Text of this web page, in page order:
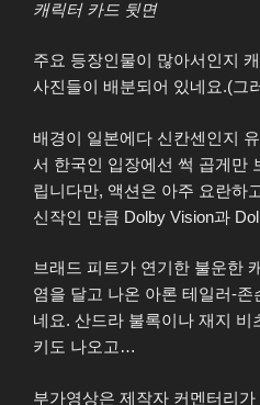
캐릭터 카드 뒷면
주요 등장인물이 많아서인지
사진들이 배분되어 있네요.(그
배경이 일본에다 신칸센인지
서 한국인 입장에선 썩 곱게만
립니다만, 액션은 아주 요란하
신작인 만큼 Dolby Vision과
브래드 피트가 연기한 불운한
염을 달고 나온 아론 테일러-
네요. 산드라 불록이나 재지
키도 나오고…
부가영상은 제작자 커멘터리